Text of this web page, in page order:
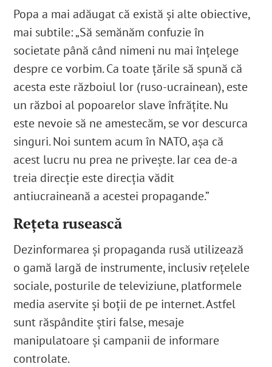
Popa a mai adăugat că există și alte obiective,
mai subtile: „Să semănăm confuzie în
societate până când nimeni nu mai înțelege
despre ce vorbim. Ca toate țările să spună că
acesta este războiul lor (ruso-ucrainean), este
un război al popoarelor slave înfrățite. Nu
este nevoie să ne amestecăm, se vor descurca
singuri. Noi suntem acum în NATO, așa că
acest lucru nu prea ne privește. Iar cea de-a
treia direcție este direcția vădit
antiucraineană a acestei propagande.”
Rețeta rusească
Dezinformarea și propaganda rusă utilizează
o gamă largă de instrumente, inclusiv rețelele
sociale, posturile de televiziune, platformele
media aservite și boții de pe internet. Astfel
sunt răspândite știri false, mesaje
manipulatoare și campanii de informare
controlate.